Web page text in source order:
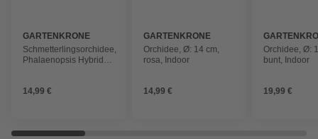
GARTENKRONE
Schmetterlingsorchidee,
Phalaenopsis Hybriden,
14,99 €
GARTENKRONE
Orchidee, Ø: 14 cm,
rosa, Indoor
14,99 €
Orchidee, Ø:
bunt, Indoor
19,99 €